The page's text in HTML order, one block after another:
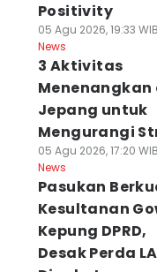
Positivity
05 Agu 2026, 19:33 WIB
News
3 Aktivitas
Menenangkan
Jepang untuk
Mengurangi
05 Agu 2026, 17:20 WIB
News
Pasukan
Kesultanan
Kepung DPRD,
Desak Perda